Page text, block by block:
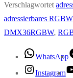
Verschlagwortet
adressierbares RGBW
DMX36RGBW,
WhatsApp
Instagram